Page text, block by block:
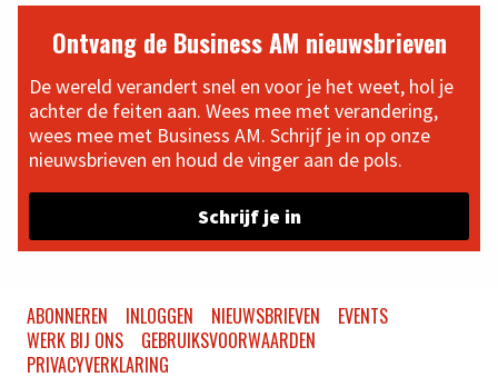
Ontvang de Business AM nieuwsbrieven
De wereld verandert snel en voor je het weet, hol je
achter de feiten aan. Wees mee met verandering,
wees mee met Business AM. Schrijf je in op onze
nieuwsbrieven en houd de vinger aan de pols.
Schrijf je in
ABONNEREN INLOGGEN NIEUWSBRIEVEN
EVENTS
WERK BIJ ONS
GEBRUIKSVOORWAARDEN
PRIVACYVERKLARING